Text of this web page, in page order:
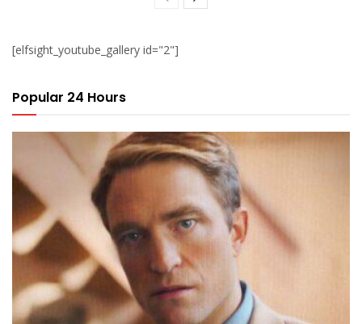
[elfsight_youtube_gallery id="2"]
Popular 24 Hours